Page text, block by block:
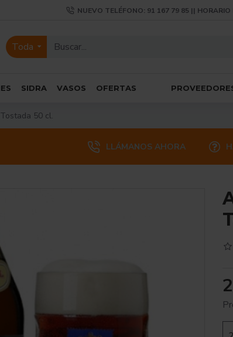
NUEVO TELÉFONO: 91 167 79 85 ||
Toda
SIDRA VASOS OFERTAS
50 cl.
LLÁMANOS AHORA